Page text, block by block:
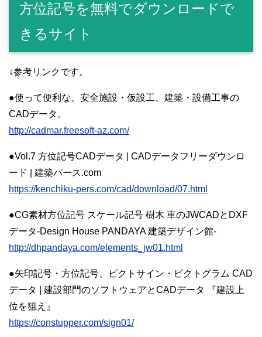
方位記号を無料でダウンロードで
きるサイト
↓参考リンクです。
●使って便利な、安全施設・仮設工、建築・設備工事の
CADデータ。
http://cadmar.freesoft-az.com/
●Vol.7 方位記号CADデータ | CADデータフリーダウンロ
ード | 建築パース.com
https://kenchiku-pers.com/cad/download/07.html
●CG素材方位記号 スケール記号 樹木 車のJWCADとDXF
データ-Design House PANDAYA 建築デザイン館-
http://dhpandaya.com/elements_jw01.html
●矢印記号・方位記号、ピクトサイン・ピクトグラム CAD
データ | 建設部門のソフトウェアとCADデータ 『建設上
位を狙え』
https://constupper.com/sign01/